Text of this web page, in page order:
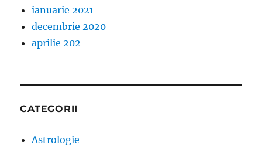
ianuarie 2021
decembrie 2020
aprilie 202
CATEGORII
Astrologie